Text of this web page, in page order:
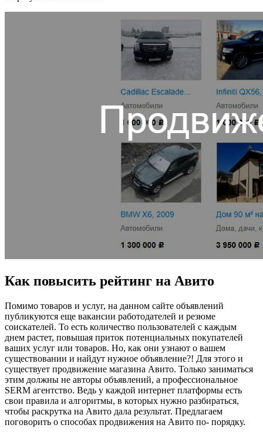
Как повысить рейтинг на Авито
Помимо товаров и услуг, на данном сайте объявлений
публикуются еще вакансии работодателей и резюме
соискателей. То есть количество пользователей с каждым
днем растет, повышая приток потенциальных покупателей
ваших услуг или товаров. Но, как они узнают о вашем
существовании и найдут нужное объявление?! Для этого и
существует продвижение магазина Авито. Только заниматься
этим должны не авторы объявлений, а профессиональное
SERM агентство. Ведь у каждой интернет платформы есть
свои правила и алгоритмы, в которых нужно разбираться,
чтобы раскрутка на Авито дала результат. Предлагаем
поговорить о способах продвижения на Авито по- порядку.